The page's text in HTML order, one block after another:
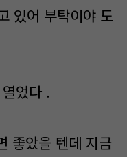
있어 부탁이야 도
었다 .
좋았을 텐데 지금